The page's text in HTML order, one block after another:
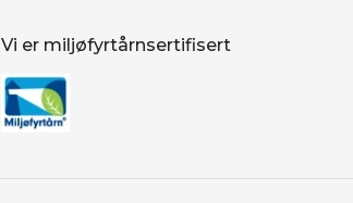
Vi er miljøfyrtårnsertifisert